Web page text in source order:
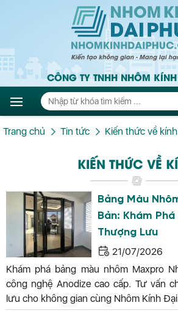
CÔNG TY TNHH NHÔM
Trang chủ Tin tức Kiến thức về kính
KIẾN THỨC VỀ
Bảng Màu
Bản: Khám
Thượng Lưu
21/07/2026
Khám phá bảng màu nhôm Maxpro
công nghệ Anodize cao cấp. Tư vấn
lưu cho không gian cùng Nhôm Kính